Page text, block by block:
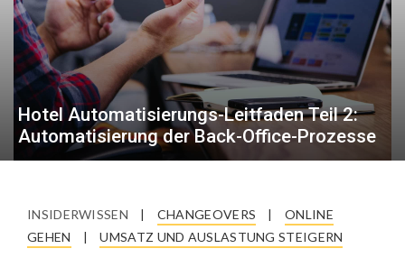
Hotel Automatisierungs-Leitfaden Teil 2:
Automatisierung der Back-Office-Prozesse
INSIDERWISSEN | CHANGEOVERS |
ONLINE
GEHEN
| UMSATZ UND AUSLASTUNG STEIGERN